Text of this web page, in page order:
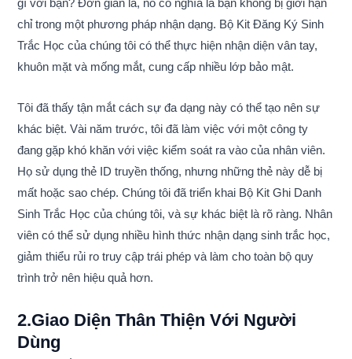
gì với bạn? Đơn giản là, nó có nghĩa là bạn không bị giới hạn
chỉ trong một phương pháp nhận dạng. Bộ Kit Đăng Ký Sinh
Trắc Học của chúng tôi có thể thực hiện nhận diện vân tay,
khuôn mặt và mống mắt, cung cấp nhiều lớp bảo mật.
Tôi đã thấy tận mắt cách sự đa dạng này có thể tạo nên sự
khác biệt. Vài năm trước, tôi đã làm việc với một công ty
đang gặp khó khăn với việc kiểm soát ra vào của nhân viên.
Họ sử dụng thẻ ID truyền thống, nhưng những thẻ này dễ bị
mất hoặc sao chép. Chúng tôi đã triển khai Bộ Kit Ghi Danh
Sinh Trắc Học của chúng tôi, và sự khác biệt là rõ ràng. Nhân
viên có thể sử dụng nhiều hình thức nhận dạng sinh trắc học,
giảm thiểu rủi ro truy cập trái phép và làm cho toàn bộ quy
trình trở nên hiệu quả hơn.
2.Giao Diện Thân Thiện Với Người
Dùng